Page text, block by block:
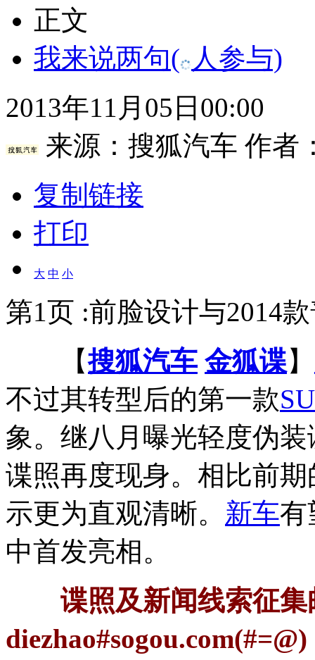
正文
我来说两句( 人参与)
2013年11月05日00:00
来源： 搜狐汽车 作者
复制链接
打印
大 中 小
第1页 :前脸设计与2014
【搜狐汽车 金狐谍】
不过其转型后的第一款
象。继八月曝光轻度伪
谍照再度现身。相比前
示更为直观清晰。 新车有
中首发亮相。
谍照及新闻线索征集